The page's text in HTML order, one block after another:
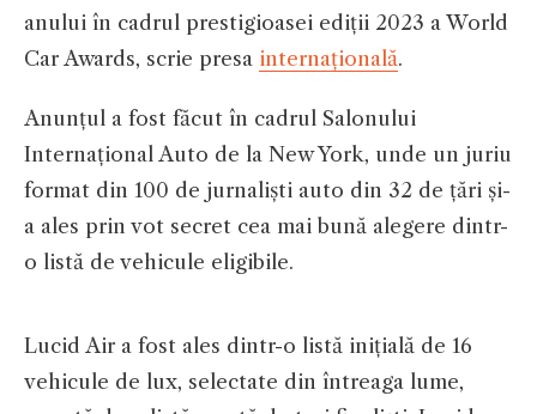
anului în cadrul prestigioasei ediții 2023 a World
Car Awards, scrie presa internațională.
Anunțul a fost făcut în cadrul Salonului
Internațional Auto de la New York, unde un juriu
format din 100 de jurnaliști auto din 32 de țări și-
a ales prin vot secret cea mai bună alegere dintr-
o listă de vehicule eligibile.
Lucid Air a fost ales dintr-o listă inițială de 16
vehicule de lux, selectate din întreaga lume,